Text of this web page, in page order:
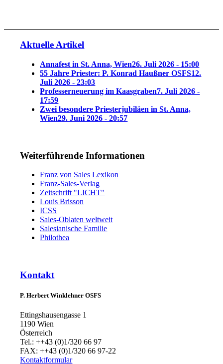
Aktuelle Artikel
Annafest in St. Anna, Wien26. Juli 2026 - 15:00
55 Jahre Priester: P. Konrad Haußner OSFS12.
Juli 2026 - 23:03
Professerneuerung im Kaasgraben7. Juli 2026 -
17:59
Zwei besondere Priesterjubiläen in St. Anna,
Wien29. Juni 2026 - 20:57
Weiterführende Informationen
Franz von Sales Lexikon
Franz-Sales-Verlag
Zeitschrift "LICHT"
Louis Brisson
ICSS
Sales-Oblaten weltweit
Salesianische Familie
Philothea
Kontakt
P. Herbert Winklehner OSFS
Ettingshausengasse 1
1190 Wien
Österreich
Tel.: ++43 (0)1/320 66 97
FAX: ++43 (0)1/320 66 97-22
Kontaktformular